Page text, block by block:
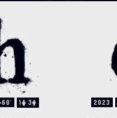
1 3 2023